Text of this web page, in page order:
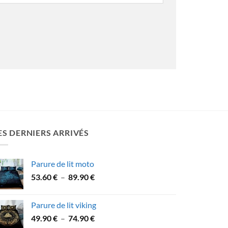
DERNIERS ARRIVÉS
Parure de lit moto
53.60€ – 89.90€Plage
53.60 €
à
Parure de lit viking
49.90€ – 74.90€Plage